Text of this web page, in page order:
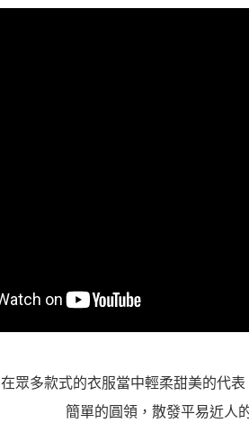
在眾多款式的衣服當中輕柔甜美的代表
簡單的圓領，散發平易近人